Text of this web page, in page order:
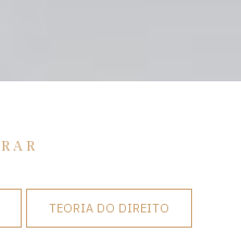
TEORIA DO DIREITO